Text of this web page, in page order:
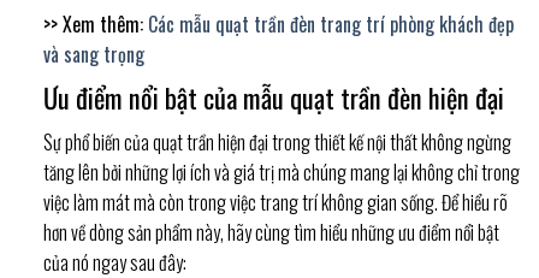
>> Xem thêm: Các mẫu quạt trần đèn trang trí phòng khách đẹp
và sang trọng
Ưu điểm nổi bật của mẫu quạt trần đèn hiện đại
Sự phổ biến của quạt trần hiện đại trong thiết kế nội thất không ngừng
tăng lên bởi những lợi ích và giá trị mà chúng mang lại không chỉ trong
việc làm mát mà còn trong việc trang trí không gian sống. Để hiểu rõ
hơn về dòng sản phẩm này, hãy cùng tìm hiểu những ưu điểm nổi bật
của nó ngay sau đây: